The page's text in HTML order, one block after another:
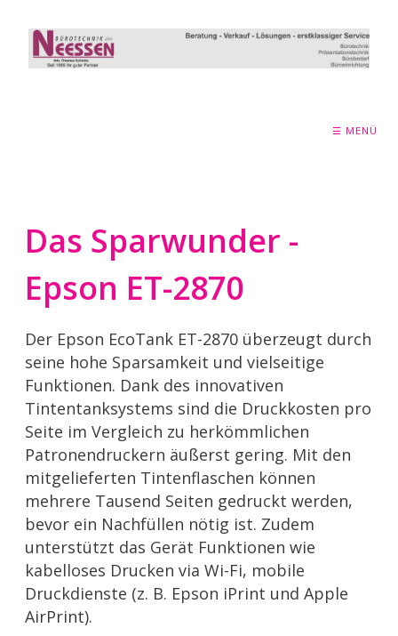
☰ MENÜ
Das Sparwunder -
Epson ET-2870
Der Epson EcoTank ET-2870 überzeugt durch
seine hohe Sparsamkeit und vielseitige
Funktionen. Dank des innovativen
Tintentanksystems sind die Druckkosten pro
Seite im Vergleich zu herkömmlichen
Patronendruckern äußerst gering. Mit den
mitgelieferten Tintenflaschen können
mehrere Tausend Seiten gedruckt werden,
bevor ein Nachfüllen nötig ist. Zudem
unterstützt das Gerät Funktionen wie
kabelloses Drucken via Wi-Fi, mobile
Druckdienste (z. B. Epson iPrint und Apple
AirPrint).